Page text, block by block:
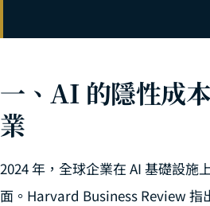
一、AI 的隱性成
業
2024 年，全球企業在 AI 基礎設施
面。Harvard Business Review 指